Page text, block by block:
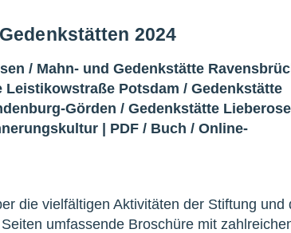
2024
/ Mahn- und Gedenkstätte
Leistikowstraße Potsdam / Gedenkstätte
Görden / Gedenkstätte
PDF / Buch / Online-
die vielfältigen Aktivitäten der Stiftung und
umfassende Broschüre mit